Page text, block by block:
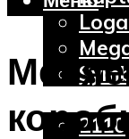
2110